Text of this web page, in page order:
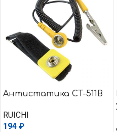
Антистатика CT-511B
RUICHI
194 ₽